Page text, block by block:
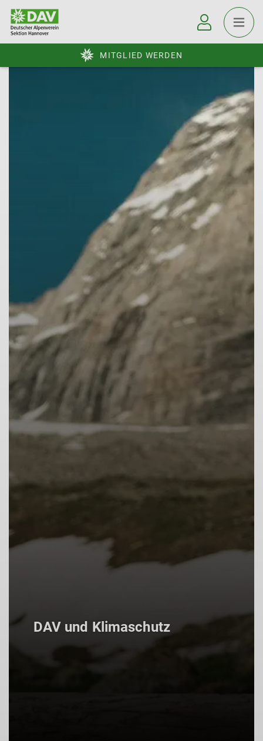
MITGLIED WERDEN
DAV und Klimaschutz